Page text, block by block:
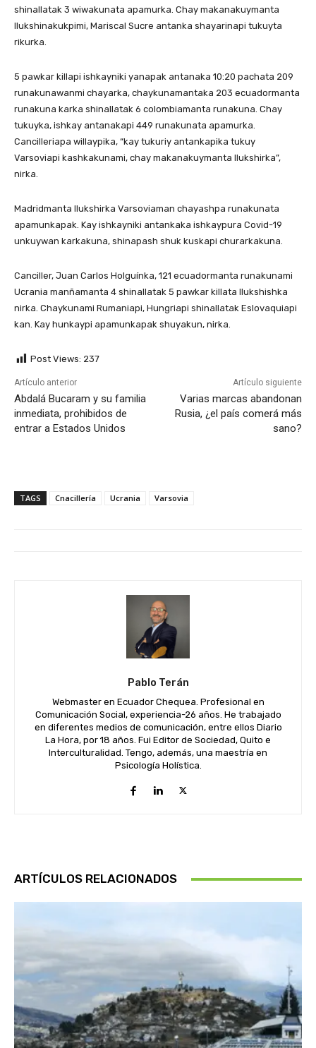
shinallatak 3 wiwakunata apamurka. Chay makanakuymanta
llukshinakukpimi, Mariscal Sucre antanka shayarinapi tukuyta
rikurka.
5 pawkar killapi ishkayniki yanapak antanaka 10:20 pachata 209
runakunawanmi chayarka, chaykunamantaka 203 ecuadormanta
runakuna karka shinallatak 6 colombiamanta runakuna. Chay
tukuyka, ishkay antanakapi 449 runakunata apamurka.
Cancilleriapa willaypika, “kay tukuriy antankapika tukuy
Varsoviapi kashkakunami, chay makanakuymanta llukshirka”,
nirka.
Madridmanta llukshirka Varsoviaman chayashpa runakunata
apamunkapak. Kay ishkayniki antankaka ishkaypura Covid-19
unkuywan karkakuna, shinapash shuk kuskapi churarkakuna.
Canciller, Juan Carlos Holguínka, 121 ecuadormanta runakunami
Ucrania manñamanta 4 shinallatak 5 pawkar killata llukshishka
nirka. Chaykunami Rumaniapi, Hungriapi shinallatak Eslovaquiapi
kan. Kay hunkaypi apamunkapak shuyakun, nirka.
Post Views: 237
Artículo anterior
Abdalá Bucaram y su familia
inmediata, prohibidos de
entrar a Estados Unidos
Artículo siguiente
Varias marcas abandonan
Rusia, ¿el país comerá más
sano?
TAGS Cnacillería Ucrania Varsovia
Pablo Terán
Webmaster en Ecuador Chequea. Profesional en
Comunicación Social, experiencia-26 años. He trabajado
en diferentes medios de comunicación, entre ellos Diario
La Hora, por 18 años. Fui Editor de Sociedad, Quito e
Interculturalidad. Tengo, además, una maestría en
Psicología Holística.
ARTÍCULOS RELACIONADOS